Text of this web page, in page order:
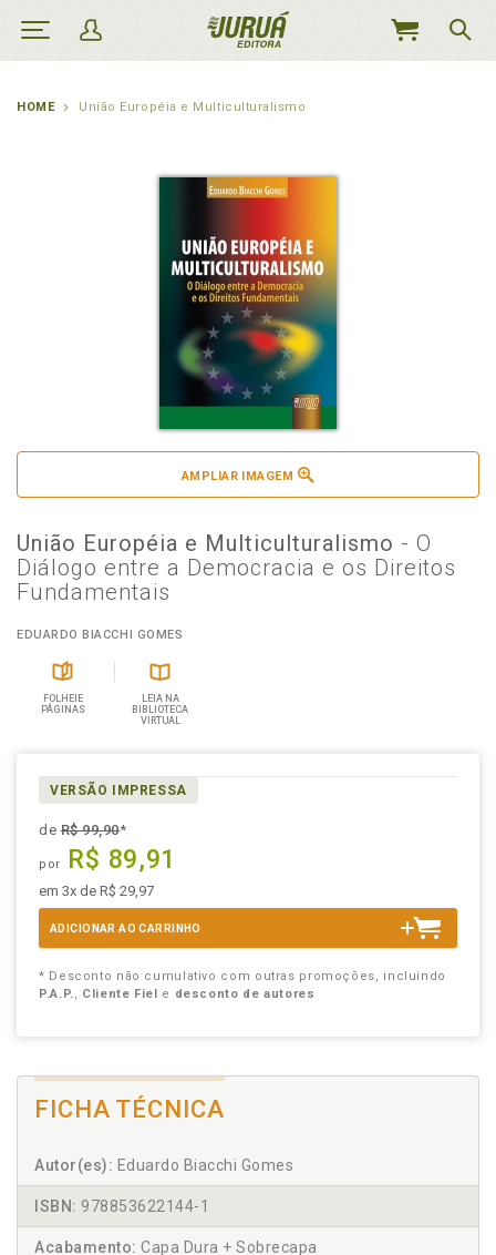
MEU
HOME União Européia e Multiculturalismo
AMPLIAR IMAGEM
União Européia e Multiculturalismo - O
Diálogo entre a Democracia e os Direitos
Fundamentais
EDUARDO BIACCHI GOMES
FOLHEIE
PÁGINAS
LEIA NA
BIBLIOTECA
VIRTUAL
VERSÃO IMPRESSA
deR$ 99,90*
por R$ 89,91
em 3x de R$ 29,97
ADICIONAR AO CARRINHO
* Desconto não cumulativo com outras promoções, incluindo
P.A.P., Cliente Fiel e desconto de autores
FICHA TÉCNICA
Autor(es): Eduardo Biacchi Gomes
ISBN: 978853622144-1
Acabamento: Capa Dura + Sobrecapa